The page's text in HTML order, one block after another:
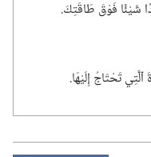
شَيْئًا فَوْقَ طَاقَتِكَ.‏
تَحْتَاجُ إِلَيْهَا.‏